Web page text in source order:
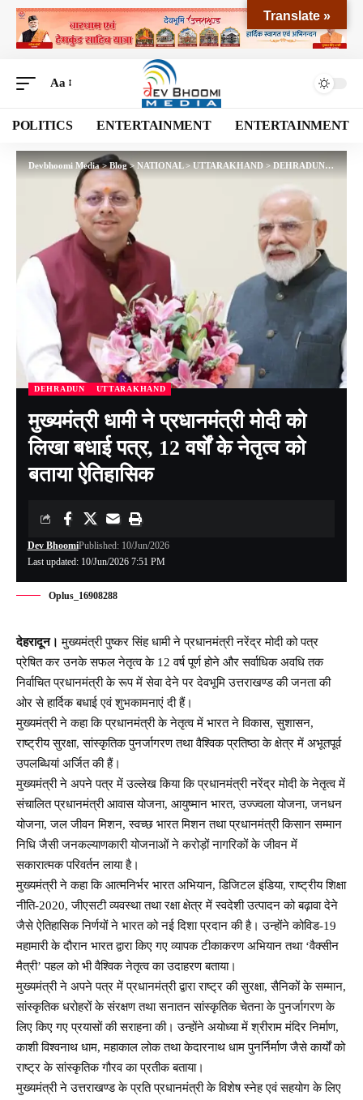
Aa
POLITICS ENTERTAINMENT ENTERTAINMENT
Devbhoomi Media>Blog>NATIONAL> UTTARAKHAND > DEHRADUN>
DEHRADUN UTTARAKHAND
मुख्यमंत्री धामी ने प्रधानमंत्री मोदी को
लिखा बधाई पत्र, 12 वर्षों के नेतृत्व को
बताया ऐतिहासिक
Last updated: 10/Jun/2026 7:51 PM
Dev BhoomiPublished: 10/Jun/2026
Oplus_16908288
देहरादून। मुख्यमंत्री पुष्कर सिंह धामी ने प्रधानमंत्री नरेंद्र मोदी को पत्र
प्रेषित कर उनके सफल नेतृत्व के 12 वर्ष पूर्ण होने और सर्वाधिक अवधि तक
निर्वाचित प्रधानमंत्री के रूप में सेवा देने पर देवभूमि उत्तराखण्ड की जनता की
ओर से हार्दिक बधाई एवं शुभकामनाएं दी हैं।
मुख्यमंत्री ने कहा कि प्रधानमंत्री के नेतृत्व में भारत ने विकास, सुशासन,
राष्ट्रीय सुरक्षा, सांस्कृतिक पुनर्जागरण तथा वैश्विक प्रतिष्ठा के क्षेत्र में अभूतपूर्व
उपलब्धियां अर्जित की हैं।
मुख्यमंत्री ने अपने पत्र में उल्लेख किया कि प्रधानमंत्री नरेंद्र मोदी के नेतृत्व में
संचालित प्रधानमंत्री आवास योजना, आयुष्मान भारत, उज्ज्वला योजना, जनधन
योजना, जल जीवन मिशन, स्वच्छ भारत मिशन तथा प्रधानमंत्री किसान सम्मान
निधि जैसी जनकल्याणकारी योजनाओं ने करोड़ों नागरिकों के जीवन में
सकारात्मक परिवर्तन लाया है।
मुख्यमंत्री ने कहा कि आत्मनिर्भर भारत अभियान, डिजिटल इंडिया, राष्ट्रीय शिक्षा
नीति-2020, जीएसटी व्यवस्था तथा रक्षा क्षेत्र में स्वदेशी उत्पादन को बढ़ावा देने
जैसे ऐतिहासिक निर्णयों ने भारत को नई दिशा प्रदान की है। उन्होंने कोविड-19
महामारी के दौरान भारत द्वारा किए गए व्यापक टीकाकरण अभियान तथा ‘वैक्सीन
मैत्री’ पहल को भी वैश्विक नेतृत्व का उदाहरण बताया।
मुख्यमंत्री ने अपने पत्र में प्रधानमंत्री द्वारा राष्ट्र की सुरक्षा, सैनिकों के सम्मान,
सांस्कृतिक धरोहरों के संरक्षण तथा सनातन सांस्कृतिक चेतना के पुनर्जागरण के
लिए किए गए प्रयासों की सराहना की। उन्होंने अयोध्या में श्रीराम मंदिर निर्माण,
काशी विश्वनाथ धाम, महाकाल लोक तथा केदारनाथ धाम पुनर्निर्माण जैसे कार्यों को
राष्ट्र के सांस्कृतिक गौरव का प्रतीक बताया।
मुख्यमंत्री ने उत्तराखण्ड के प्रति प्रधानमंत्री के विशेष स्नेह एवं सहयोग के लिए
Translate »